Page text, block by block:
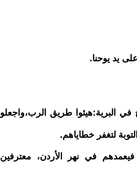
يد يوحنا.
البرية:هيئوا طريق الرب،واجعلو
لتغفر خطاياهم.
فيعمدهم في نهر الأردن، معترفين